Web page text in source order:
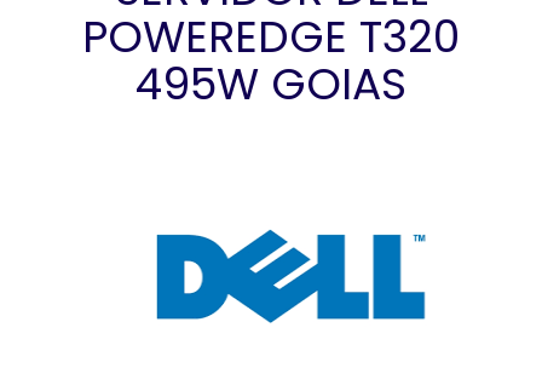
POWEREDGE T320
495W GOIAS